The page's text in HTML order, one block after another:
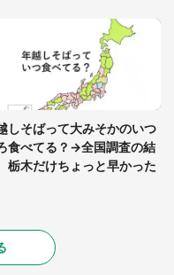
しそばって大みそかのいつ
食べてる？→全国調査の結
栃木だけちょっと早かった